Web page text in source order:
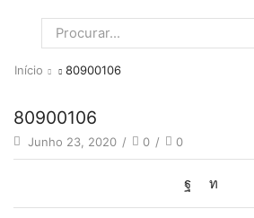
Search
Início 80900106
80900106
Junho 23, 2020 / 0 / 0